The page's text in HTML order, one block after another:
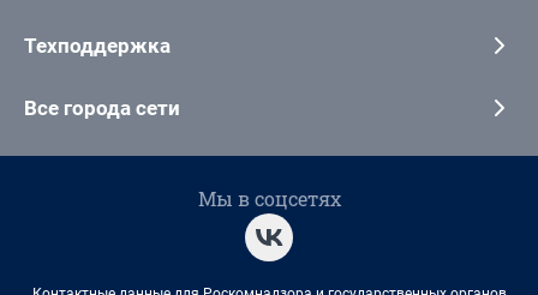
Техподдержка
Все города сети
Мы в соцсетях